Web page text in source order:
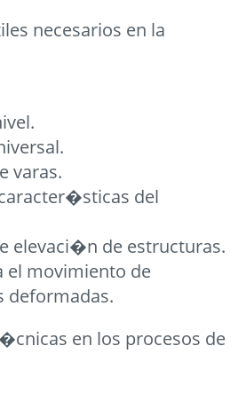
necesarios en la
varas.
del
elevaci�n de estructuras.
movimiento de
deformadas.
en los procesos de